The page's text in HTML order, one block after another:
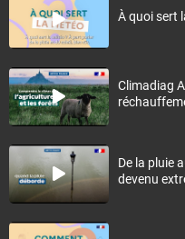
À quoi sert
Climadiag
De la pluie
devenu